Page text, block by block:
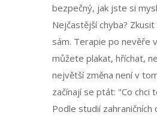
bezpečný, jak jste si
Nejčastější chyba?
sám. Terapie po nevěře
můžete plakat, hříchat,
největší změna není v
začínají se ptát: "Co chci
Podle studií